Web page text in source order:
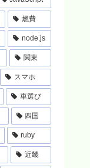
燃費
node.js
関東
スマホ
車選び
四国
ruby
近畿